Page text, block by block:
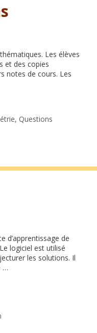
Les élèves
et des copies
notes de cours. Les
,Questions
d’apprentissage de
logiciel est utilisé
les solutions. Il
…